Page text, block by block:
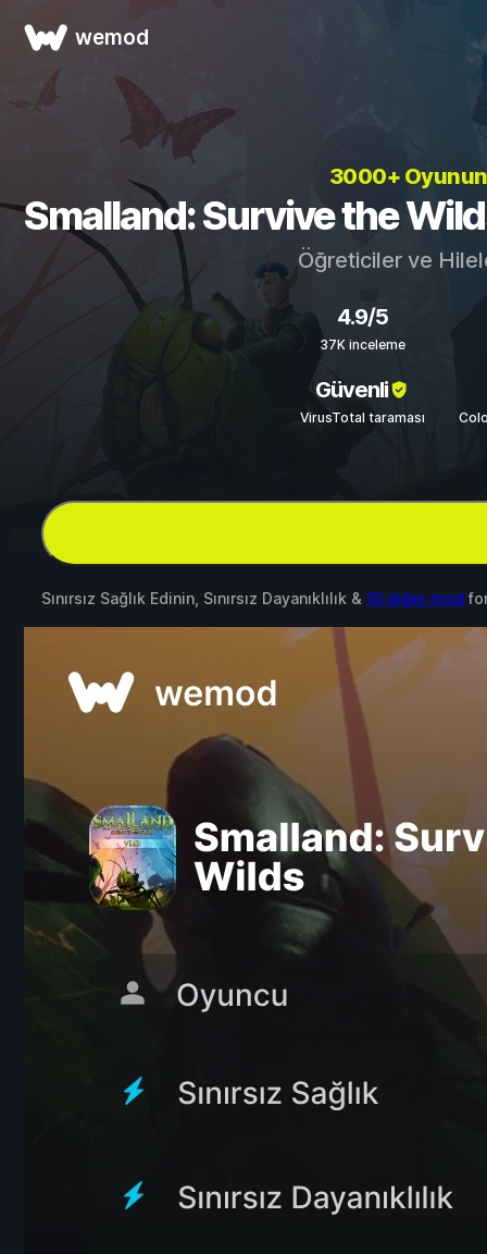
wemod
3000+
Smalland: Survive the
Öğreticiler ve
4.9/5
37K inceleme
Güvenli
VirusTotal taraması
Sınırsız Sağlık Edinin, Sınırsız Dayanıklılık & 10 diğer mod